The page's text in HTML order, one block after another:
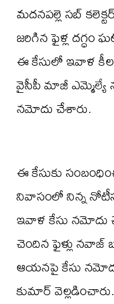
మదనపల్లె సబ్
జరిగిన ఫైళ్ల దగ్ధం
ఈ కేసులో ఇవాళ
వైసీపీ మాజీ ఎమ్మెల్యే
నమోదు చేశారు.
ఈ కేసుకు
నివాసంలో నిన్న
ఇవాళ కేసు నమోదు
చెందిన ఫైళ్లు
ఆయనపై కేసు
కుమార్ వెల్లడించారు.